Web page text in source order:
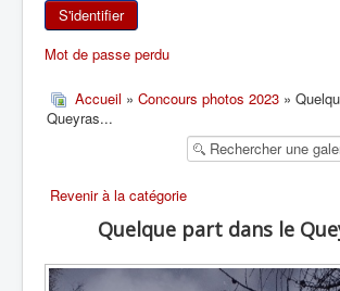
RANDONNÉE PÉDESTRE
RANDONNÉE SPORTIVE
S'identifier
Mot de passe perdu
Accueil » Concours photos 2023 »
Queyras...
Revenir à la catégorie
Quelque part dans le